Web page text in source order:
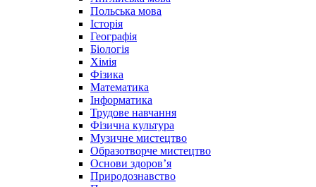
Польська мова
Історія
Географія
Біологія
Хімія
Фізика
Математика
Інформатика
Трудове навчання
Фізична культура
Музичне мистецтво
Образотворче мистецтво
Основи здоров’я
Природознавство